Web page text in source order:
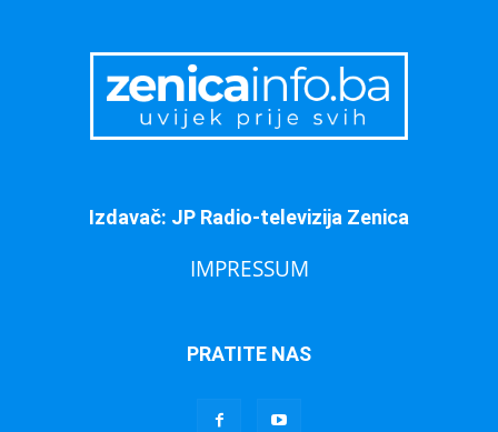
Izdavač: JP Radio-televizija Zenica
IMPRESSUM
PRATITE NAS